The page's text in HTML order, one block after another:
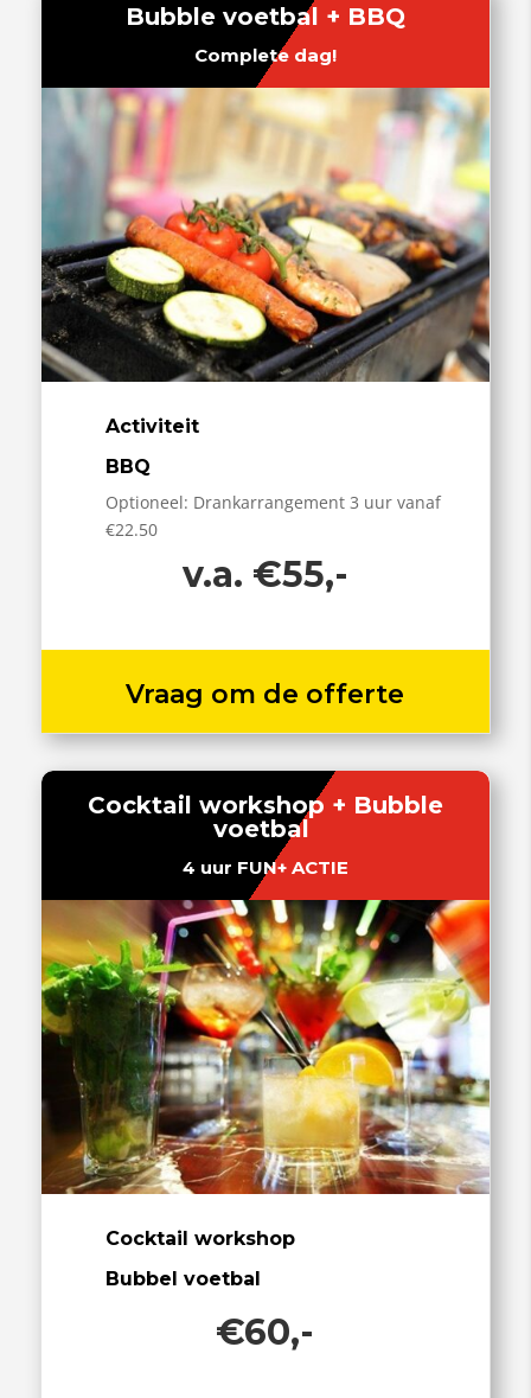
Bubble voetbal + BBQ
Complete dag!
Activiteit
BBQ
Optioneel: Drankarrangement 3 uur vanaf
€22.50
v.a. €55,-
Vraag om de offerte
Cocktail workshop + Bubble
voetbal
4 uur FUN+ ACTIE
Cocktail workshop
Bubbel voetbal
€60,-